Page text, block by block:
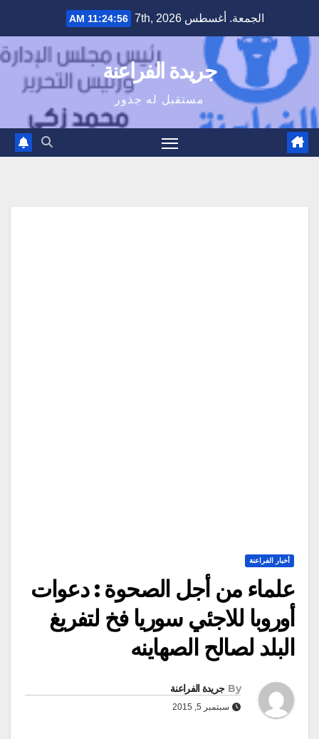
content
الجمعة. أغسطس 7th, 2026 11:24:57 AM
جريدة الفراعنة
مستقبل له جذور
أخبار الفراعنة
علماء من أجل الصحوة : دعوات
أوروبا للاجئي سوريا فخ لتفريغ
البلد لصالح الصهاينه
By جريدة الفراعنة
سبتمبر 5, 2015